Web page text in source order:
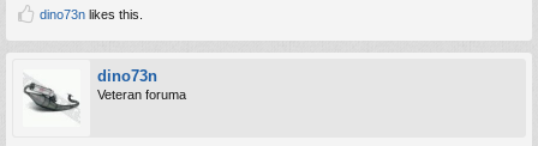
dino73n likes this.
dino73n
Veteran foruma